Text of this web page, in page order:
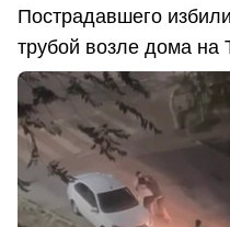
Пострадавшего
трубой возле дома на